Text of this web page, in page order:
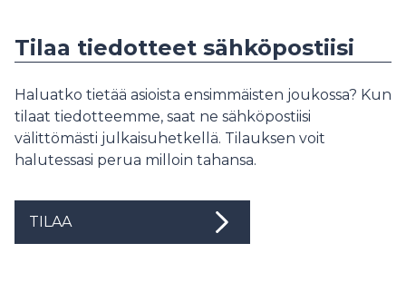
Tilaa tiedotteet sähköpostiisi
Haluatko tietää asioista ensimmäisten joukossa? Kun
tilaat tiedotteemme, saat ne sähköpostiisi
välittömästi julkaisuhetkellä. Tilauksen voit
halutessasi perua milloin tahansa.
TILAA